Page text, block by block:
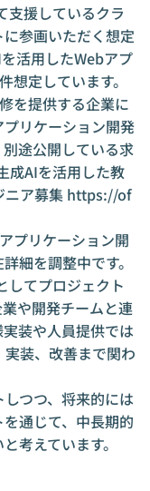
フ
設立
ロ
して
企
プ
修・
プ
ま
が
現
も
を
ク
ィ
要
実
い
支援しているクラ
参画いただく想定
活用したWebアプ
想定しています。
を提供する企業に
リケーション開発
途公開している求
成AIを活用した教
ニア募集 https://of
プリケーション開
細を調整中です。
してプロジェクト
や開発チームと連
装や人員提供では
装、改善まで関わ
つつ、将来的には
通じて、中長期的
考えています。